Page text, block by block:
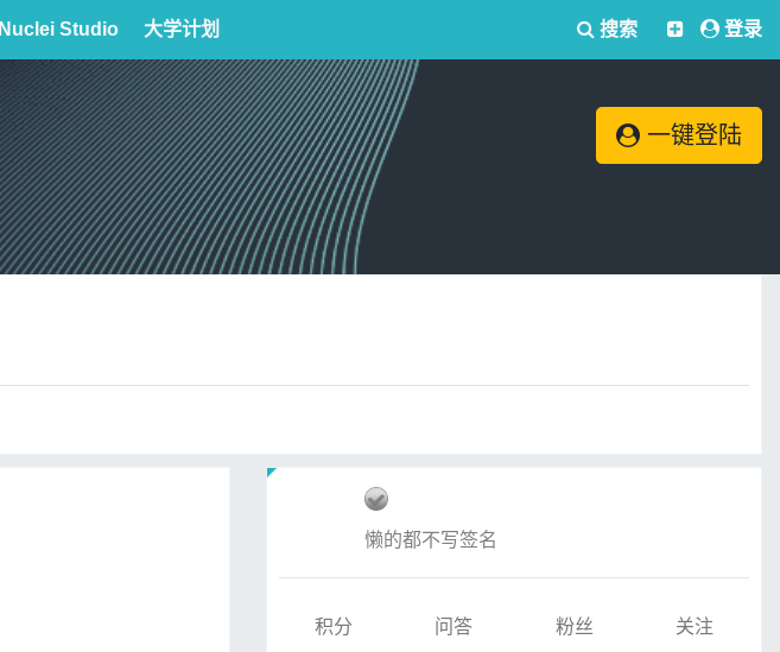
Nuclei Studio 大学计划 搜索 登录
一键登陆
懒的都不写签名
积分 问答 粉丝 关注